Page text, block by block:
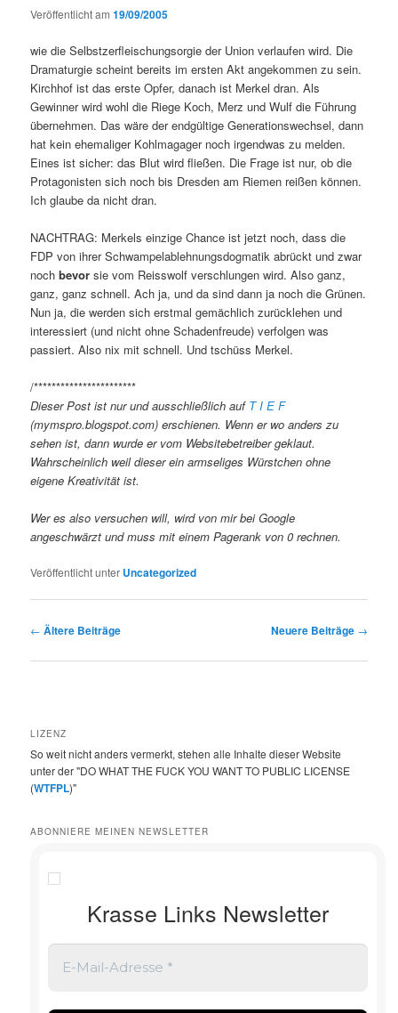
Veröffentlicht am19/09/2005
wie die Selbstzerfleischungsorgie der Union verlaufen wird. Die
Dramaturgie scheint bereits im ersten Akt angekommen zu sein.
Kirchhof ist das erste Opfer, danach ist Merkel dran. Als
Gewinner wird wohl die Riege Koch, Merz und Wulf die Führung
übernehmen. Das wäre der endgültige Generationswechsel, dann
hat kein ehemaliger Kohlmagager noch irgendwas zu melden.
Eines ist sicher: das Blut wird fließen. Die Frage ist nur, ob die
Protagonisten sich noch bis Dresden am Riemen reißen können.
Ich glaube da nicht dran.
NACHTRAG: Merkels einzige Chance ist jetzt noch, dass die
FDP von ihrer Schwampelablehnungsdogmatik abrückt und zwar
nochbevor sie vom Reisswolf verschlungen wird. Also ganz,
ganz, ganz schnell. Ach ja, und da sind dann ja noch die Grünen.
Nun ja, die werden sich erstmal gemächlich zurücklehen und
interessiert (und nicht ohne Schadenfreude) verfolgen was
passiert. Also nix mit schnell. Und tschüss Merkel.
/***********************
Dieser Post ist nur und ausschließlich auf T I E F
(mymspro.blogspot.com) erschienen. Wenn er wo anders zu
sehen ist, dann wurde er vom Websitebetreiber geklaut.
Wahrscheinlich weil dieser ein armseliges Würstchen ohne
eigene Kreativität ist.
Wer es also versuchen will, wird von mir bei Google
angeschwärzt und muss mit einem Pagerank von 0 rechnen.
Veröffentlicht unter Uncategorized
Beitragsnavigation
← Ältere Beiträge Neuere Beiträge →
LIZENZ
So weit nicht anders vermerkt, stehen alle Inhalte dieser Website
unter der "DO WHAT THE FUCK YOU WANT TO PUBLIC LICENSE
(WTFPL)"
ABONNIERE MEINEN NEWSLETTER
Krasse Links Newsletter